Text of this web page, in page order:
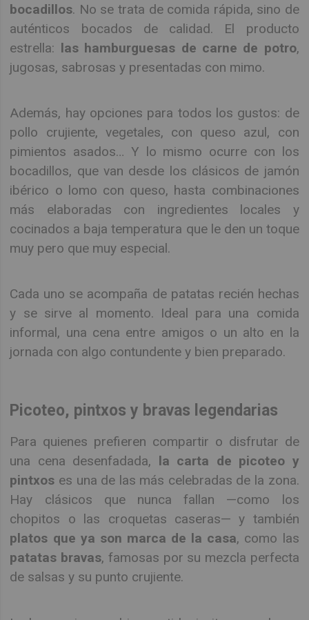
bocadillos. No se trata de comida rápida, sino de
auténticos bocados de calidad. El producto
estrella: las hamburguesas de carne de potro,
jugosas, sabrosas y presentadas con mimo.
Además, hay opciones para todos los gustos: de
pollo crujiente, vegetales, con queso azul, con
pimientos asados… Y lo mismo ocurre con los
bocadillos, que van desde los clásicos de jamón
ibérico o lomo con queso, hasta combinaciones
más elaboradas con ingredientes locales y
cocinados a baja temperatura que le den un toque
muy pero que muy especial.
Cada uno se acompaña de patatas recién hechas
y se sirve al momento. Ideal para una comida
informal, una cena entre amigos o un alto en la
jornada con algo contundente y bien preparado.
Picoteo, pintxos y bravas legendarias
Para quienes prefieren compartir o disfrutar de
una cena desenfadada, la carta de picoteo y
pintxos es una de las más celebradas de la zona.
Hay clásicos que nunca fallan —como los
chopitos o las croquetas caseras— y también
platos que ya son marca de la casa, como las
patatas bravas, famosas por su mezcla perfecta
de salsas y su punto crujiente.